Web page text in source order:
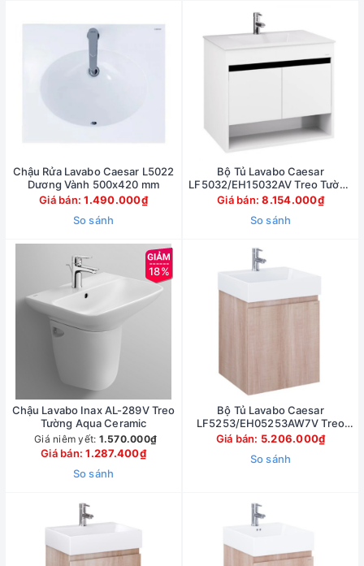
Chậu Rửa Lavabo Caesar L5022
Dương Vành 500x420 mm
Giá bán:1.490.000₫
So sánh
Bộ Tủ Lavabo Caesar
LF5032/EH15032AV Treo Tường
750x500mm
Giá bán:8.154.000₫
So sánh
18%
Chậu Lavabo Inax AL-289V Treo
Tường Aqua Ceramic
Giá niêm yết: 1.570.000₫
Giá bán:1.287.400₫
So sánh
Bộ Tủ Lavabo Caesar
LF5253/EH05253AW7V Treo
Tường 500x450mm
Giá bán: 5.206.000₫
So sánh